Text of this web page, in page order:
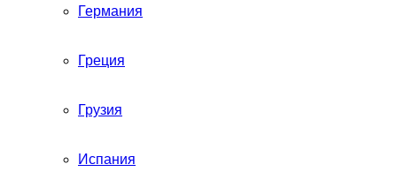
Германия
Греция
Грузия
Испания